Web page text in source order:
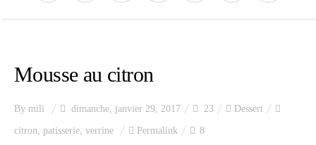
Mousse au citron
By mili dimanche, janvier 29, 2017 23 Dessert
citron, patisserie, verrine Permalink 8